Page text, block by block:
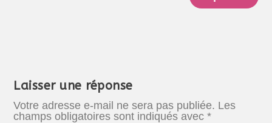
Laisser une réponse
Votre adresse e-mail ne sera pas publiée. Les
champs obligatoires sont indiqués avec*